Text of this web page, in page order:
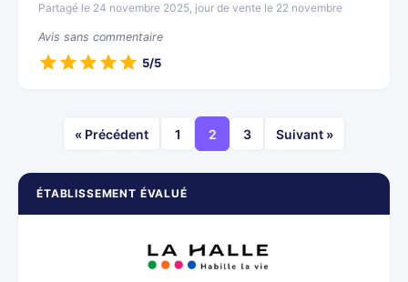
ÉTABLISSEMENT ÉVALUÉ
Partagé le 24 novembre 2025, jour de vente le 22 novembre
Avis sans commentaire
5/5
« Précédent 1 2 3 Suivant »